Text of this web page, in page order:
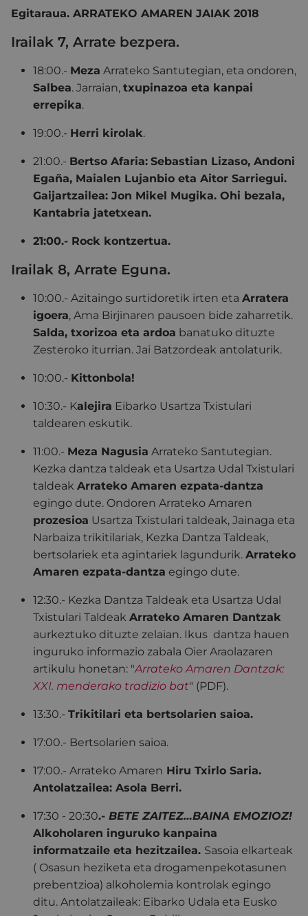
Egitaraua. ARRATEKO AMAREN JAIAK 2018
Irailak 7, Arrate bezpera.
18:00.- Meza Arrateko Santutegian, eta ondoren,
Salbea. Jarraian, txupinazoa eta kanpai
errepika.
19:00.- Herri kirolak.
21:00.- Bertso Afaria: Sebastian Lizaso, Andoni
Egaña, Maialen Lujanbio eta Aitor Sarriegui.
Gaijartzailea: Jon Mikel Mugika. Ohi bezala,
Kantabria jatetxean.
21:00.- Rock kontzertua.
Irailak 8, Arrate Eguna.
10:00.- Azitaingo surtidoretik irten eta Arratera
igoera, Ama Birjinaren pausoen bide zaharretik.
Salda, txorizoa eta ardoa banatuko dituzte
Zesteroko iturrian. Jai Batzordeak antolaturik.
10:00.- Kittonbola!
10:30.- Kalejira Eibarko Usartza Txistulari
taldearen eskutik.
11:00.- Meza Nagusia Arrateko Santutegian.
Kezka dantza taldeak eta Usartza Udal Txistulari
taldeak Arrateko Amaren ezpata-dantza
egingo dute. Ondoren Arrateko Amaren
prozesioa Usartza Txistulari taldeak, Jainaga eta
Narbaiza trikitilariak, Kezka Dantza Taldeak,
bertsolariek eta agintariek lagundurik. Arrateko
Amaren ezpata-dantza egingo dute.
12:30.- Kezka Dantza Taldeak eta Usartza Udal
Txistulari Taldeak Arrateko Amaren Dantzak
aurkeztuko dituzte zelaian. Ikus dantza hauen
inguruko informazio zabala Oier Araolazaren
artikulu honetan: "Arrateko Amaren Dantzak:
XXI. menderako tradizio bat" (PDF).
13:30.- Trikitilari eta bertsolarien saioa.
17:00.- Bertsolarien saioa.
17:00.- Arrateko Amaren Hiru Txirlo Saria.
Antolatzailea: Asola Berri.
17:30 - 20:30.- BETE ZAITEZ…BAINA EMOZIOZ!
Alkoholaren inguruko kanpaina
informatzaile eta hezitzailea. Sasoia elkarteak
( Osasun heziketa eta drogamenpekotasunen
prebentzioa) alkoholemia kontrolak egingo
ditu. Antolatzaileak: Eibarko Udala eta Eusko